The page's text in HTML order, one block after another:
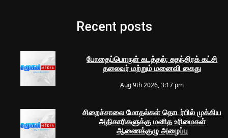
Recent posts
போதைப்பொருள் கடத்தல்; சுதந்திரக் கட்சி
தலைவர் மற்றும் மனைவி கைது
Aug 9th 2026, 3:17 pm
சிறைச்சாலை மோதல்கள் தொடர்பில் முக்கிய
அதிகாரிகளுக்கு மனித உரிமைகள்
ஆணைக்குழு அழைப்பு